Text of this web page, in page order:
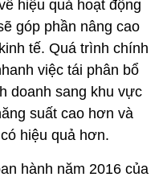
hiệu quả hoạt động
góp phần nâng cao
tế. Quá trình chính
việc tái phân bổ
doanh sang khu vực
suất cao hơn và
hiệu quả hơn.
hành năm 2016 của